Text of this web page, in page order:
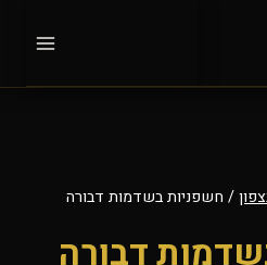
/ חשפניות בשדמות דבורה
דבורה